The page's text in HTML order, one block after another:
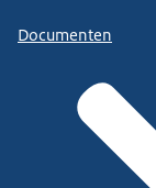
Documenten